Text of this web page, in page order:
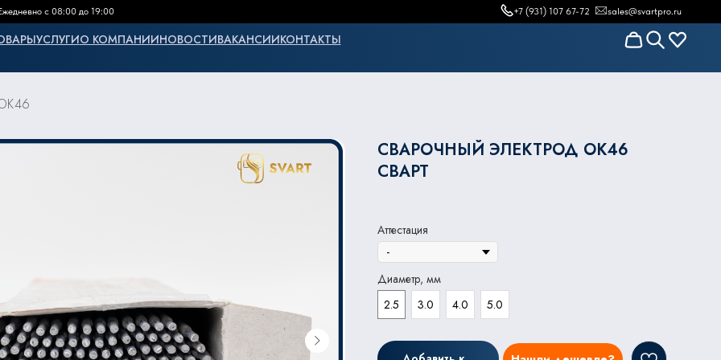
с 08:00 до 19:00 +7 (931) 107 67-72 sales@svartpro.ru
УСЛУГИО КОМПАНИИНОВОСТИВАКАНСИИКОНТАКТЫ
СВАРОЧНЫЙ ЭЛЕКТРОД ОК46
СВАРТ
Аттестация
Диаметр, мм
2.5
3.0 4.0 5.0